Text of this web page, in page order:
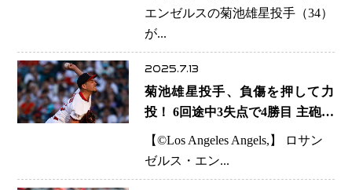
エンゼルスの菊池雄星投手（34）
が...
2025.7.13
菊池雄星投手、負傷を押して力
投！ 6回途中3失点で4勝目 主砲ト
ラウトが4打点と躍動、エンゼル
スが連勝
【©️Los Angeles Angels,】 ロサン
ゼルス・エン...